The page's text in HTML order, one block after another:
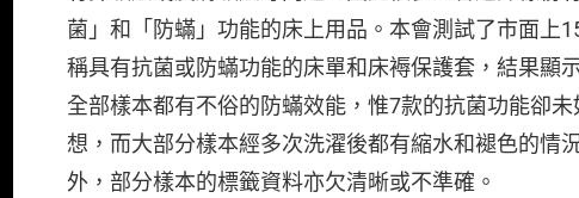
菌」和「防蟎」功能的床上用品。本會測試了市面上
稱具有抗菌或防蟎功能的床單和床褥保護套，結果顯
全部樣本都有不俗的防蟎效能，惟7款的抗菌功能卻未
想，而大部分樣本經多次洗濯後都有縮水和褪色的情
外，部分樣本的標籤資料亦欠清晰或不準確。